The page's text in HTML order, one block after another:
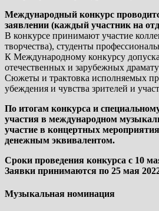
Международный конкурс
заявлении (каждый участник на
В конкурсе принимают участие
творчества), студенты
К Международному конкурсу
отечественных и зарубежных
Сюжеты и трактовка исполняемых
убеждения и чувства зрителей и
По итогам конкурса и
участия в международном
участие в концертных
денежным эквивалентом.
Сроки проведения конкурса с 10
Заявки принимаются по 25 мая
Музыкальная номинация